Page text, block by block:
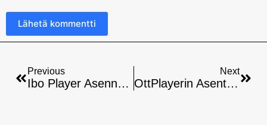
Lähetä kommentti
Previous
Ibo Player Asennus Windows/PC:lle: Vaiheittainen Opas
Next
OttPlayerin Asentaminen Raspberry Pi:hin – Vaiheittainen Opas